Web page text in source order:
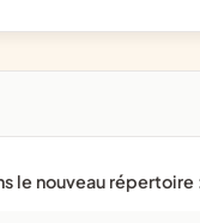
le nouveau répertoire